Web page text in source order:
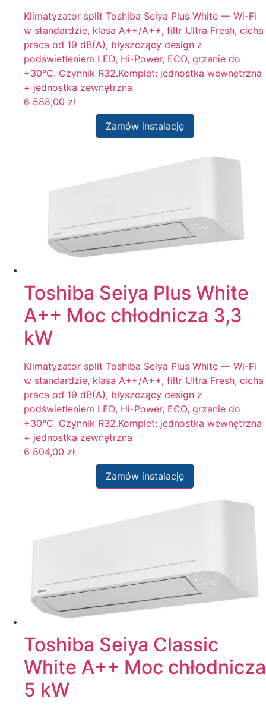
Klimatyzator split Toshiba Seiya Plus White — Wi-Fi
w standardzie, klasa A++/A++, filtr Ultra Fresh, cicha
praca od 19 dB(A), błyszczący design z
podświetleniem LED, Hi-Power, ECO, grzanie do
+30°C. Czynnik R32.Komplet: jednostka wewnętrzna
+ jednostka zewnętrzna
6 588,00 zł
Zamów instalację
Toshiba Seiya Plus White
A++ Moc chłodnicza 3,3
kW
Klimatyzator split Toshiba Seiya Plus White — Wi-Fi
w standardzie, klasa A++/A++, filtr Ultra Fresh, cicha
praca od 19 dB(A), błyszczący design z
podświetleniem LED, Hi-Power, ECO, grzanie do
+30°C. Czynnik R32.Komplet: jednostka wewnętrzna
+ jednostka zewnętrzna
6 804,00 zł
Zamów instalację
Toshiba Seiya Classic
White A++ Moc chłodnicza
5 kW